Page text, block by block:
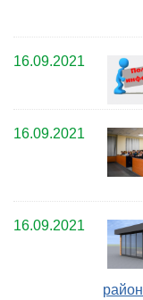
16.09.2021
16.09.2021
16.09.2021